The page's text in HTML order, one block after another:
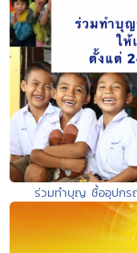
ร่วมทำบุญ ซื้ออุปกร